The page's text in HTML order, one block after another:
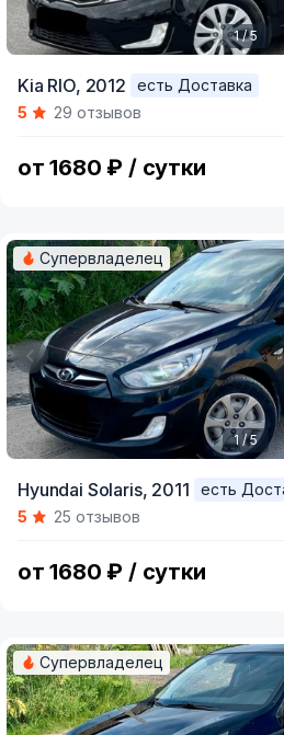
of
1 / 5
Kia RIO, 2012
есть Доставка
5
29 отзывов
от 1680 ₽ / сутки
of
Супервладелец
1 / 5
Hyundai Solaris, 2011
есть
5
25 отзывов
от 1680 ₽ / сутки
Супервладелец